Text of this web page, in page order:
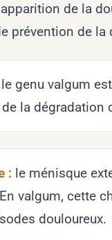
de la
prévention de
le genu valgum
la
: le ménisque
valgum, cette
douloureux.